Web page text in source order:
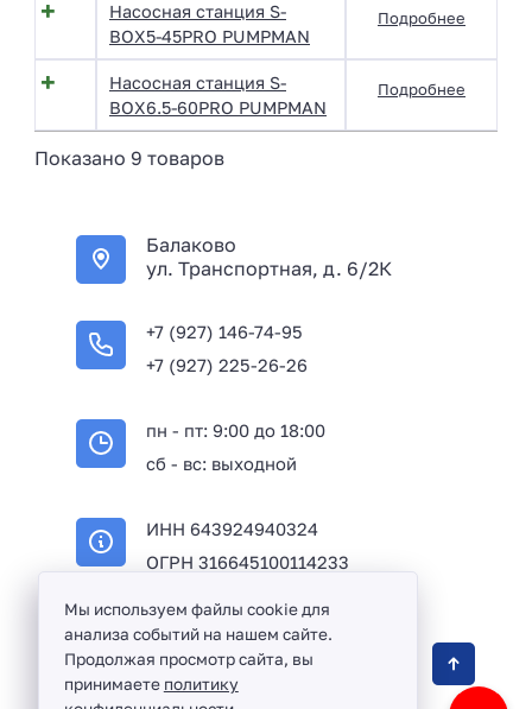
Насосная станция S-
BOX5-45PRO PUMPMAN
Подробнее
Насосная станция S-
BOX6.5-60PRO PUMPMAN
Подробнее
Показано 9 товаров
Балаково
ул. Транспортная, д. 6/2К
+7 (927) 146-74-95
+7 (927) 225-26-26
пн - пт: 9:00 до 18:00
сб - вс: выходной
ИНН 643924940324
ОГРН 316645100114233
Оптовая продажа сантехники и комплектующих
в Балаково и Саратовской области ©
Мы используем файлы cookie для
анализа событий на нашем сайте.
Продолжая просмотр сайта, вы
принимаете политику